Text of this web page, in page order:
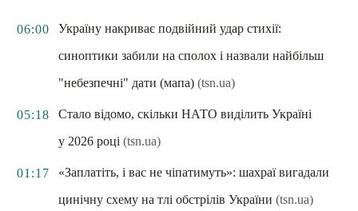
06:00
Україну накриває подвійний удар стихії:
синоптики забили на сполох і назвали найбільш
"небезпечні" дати (мапа) (tsn.ua)
05:18
Стало відомо, скільки НАТО виділить Україні
у 2026 році (tsn.ua)
01:17
«Заплатіть, і вас не чіпатимуть»: шахраї вигадали
цинічну схему на тлі обстрілів України (tsn.ua)